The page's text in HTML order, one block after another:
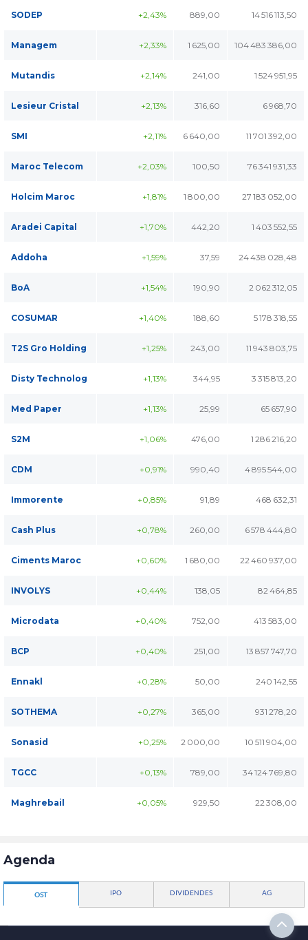
SODEP +2,43% 889,00 14 516 113,50
Managem +2,33% 1 625,00 104 483 386,00
Mutandis +2,14% 241,00 1 524 951,95
Lesieur Cristal +2,13% 316,60 6 968,70
SMI +2,11% 6 640,00 11 701 392,00
Maroc Telecom +2,03% 100,50 76 341 931,33
Holcim Maroc +1,81% 1 800,00 27 183 052,00
Aradei Capital +1,70% 442,20 1 403 552,55
Addoha +1,59% 37,59 24 438 028,48
BoA +1,54% 190,90 2 062 312,05
COSUMAR +1,40% 188,60 5 178 318,55
T2S Gro Holding +1,25% 243,00 11 943 803,75
Disty Technolog +1,13% 344,95 3 315 813,20
Med Paper +1,13% 25,99 65 657,90
S2M +1,06% 476,00 1 286 216,20
CDM +0,91% 990,40 4 895 544,00
Immorente +0,85% 91,89 468 632,31
Cash Plus +0,78% 260,00 6 578 444,80
Ciments Maroc +0,60% 1 680,00 22 460 937,00
INVOLYS +0,44% 138,05 82 464,85
Microdata +0,40% 752,00 413 583,00
BCP +0,40% 251,00 13 857 747,70
Ennakl +0,28% 50,00 240 142,55
SOTHEMA +0,27% 365,00 931 278,20
Sonasid +0,25% 2 000,00 10 511 904,00
TGCC +0,13% 789,00 34 124 769,80
Maghrebail +0,05% 929,50 22 308,00
Agenda
OST IPO DIVIDENDES AG